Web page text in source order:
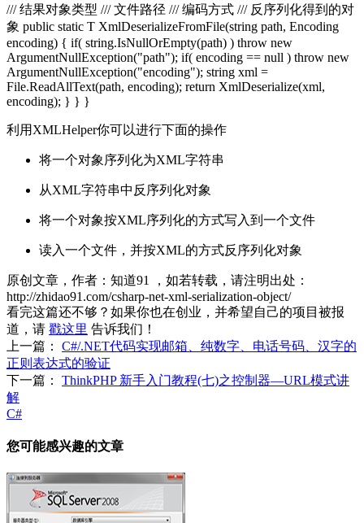
///结果对象类型 ///文件路径 ///编码方式 /// 反序列化得到的对
象 public static T XmlDeserializeFromFile(string path, Encoding
encoding) { if( string.IsNullOrEmpty(path) ) throw new
ArgumentNullException("path"); if( encoding == null ) throw new
ArgumentNullException("encoding"); string xml =
File.ReadAllText(path, encoding); return XmlDeserialize(xml,
encoding); } } }
利用XMLHelper你可以进行下面的操作
将一个对象序列化为XML字符串
从XML字符串中反序列化对象
将一个对象按XML序列化的方式写入到一个文件
读入一个文件，并按XML的方式反序列化对象
原创文章，作者：知道91
，如若转载，请注明出处：
http://zhidao91.com/csharp-net-xml-serialization-object/
看完这篇还不够？如果你也在创业，并希望自己的项目被报
道，请 戳这里 告诉我们！
上一篇：
C#/.NET代码实现邮箱、纯数字、电话号码、汉字的
正则表达式的验证
下一篇：
ThinkPHP 新手入门教程(七)之控制器—URL模式讲
解
C#
您可能感兴趣的文章